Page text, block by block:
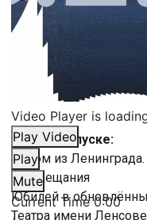
Video Player is
Play Video
Play
Mute
Current Time0:00
В этом выпуске:
Родом из
телевещания
Юбилей в
Театра имени